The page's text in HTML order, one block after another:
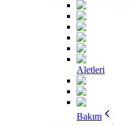
Aletleri
Bakım